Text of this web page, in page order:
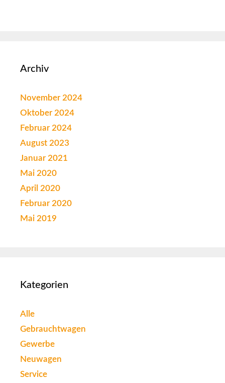
Archiv
November 2024
Oktober 2024
Februar 2024
August 2023
Januar 2021
Mai 2020
April 2020
Februar 2020
Mai 2019
Kategorien
Alle
Gebrauchtwagen
Gewerbe
Neuwagen
Service